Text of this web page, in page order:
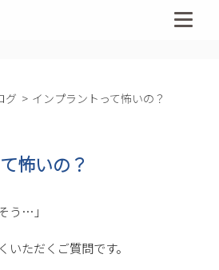
グ インプラントって怖いの？
怖いの？
う…」
いただくご質問です。